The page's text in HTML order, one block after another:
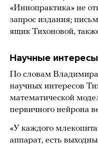
«Иннопрактика» не
запрос издания;
ящик Тихоновой,
Научные интересы
По словам Владимира
научных интересов
математической
первичного нейрона
«У каждого
аппарат, есть